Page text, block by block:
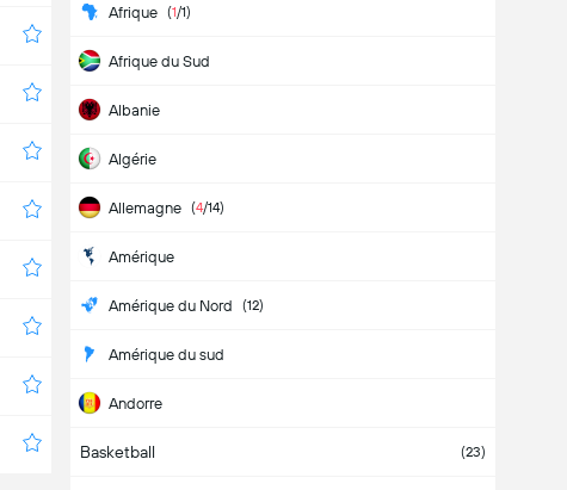
Afrique (1/1)
Afrique du Sud
Albanie
Algérie
Allemagne (4/14)
Amérique
Amérique du Nord (12)
Amérique du sud
Andorre
Angleterre
Basketball (23)